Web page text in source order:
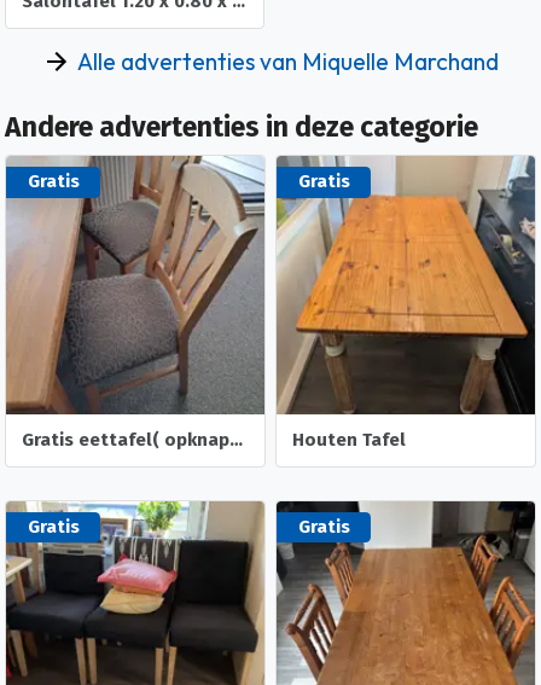
Alle advertenties van Miquelle Marchand
Andere advertenties in deze categorie
Gratis
Gratis eettafel( opknapper) met 4 stoelen en salontafel zonder la.
Gratis
Houten Tafel
Gratis Gratis